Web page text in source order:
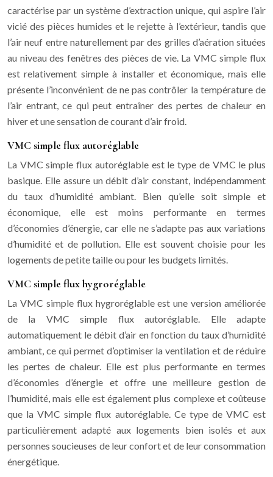
caractérise par un système d’extraction unique, qui aspire l’air
vicié des pièces humides et le rejette à l’extérieur, tandis que
l’air neuf entre naturellement par des grilles d’aération situées
au niveau des fenêtres des pièces de vie. La VMC simple flux
est relativement simple à installer et économique, mais elle
présente l’inconvénient de ne pas contrôler la température de
l’air entrant, ce qui peut entraîner des pertes de chaleur en
hiver et une sensation de courant d’air froid.
VMC simple flux autoréglable
La VMC simple flux autoréglable est le type de VMC le plus
basique. Elle assure un débit d’air constant, indépendamment
du taux d’humidité ambiant. Bien qu’elle soit simple et
économique, elle est moins performante en termes
d’économies d’énergie, car elle ne s’adapte pas aux variations
d’humidité et de pollution. Elle est souvent choisie pour les
logements de petite taille ou pour les budgets limités.
VMC simple flux hygroréglable
La VMC simple flux hygroréglable est une version améliorée
de la VMC simple flux autoréglable. Elle adapte
automatiquement le débit d’air en fonction du taux d’humidité
ambiant, ce qui permet d’optimiser la ventilation et de réduire
les pertes de chaleur. Elle est plus performante en termes
d’économies d’énergie et offre une meilleure gestion de
l’humidité, mais elle est également plus complexe et coûteuse
que la VMC simple flux autoréglable. Ce type de VMC est
particulièrement adapté aux logements bien isolés et aux
personnes soucieuses de leur confort et de leur consommation
énergétique.